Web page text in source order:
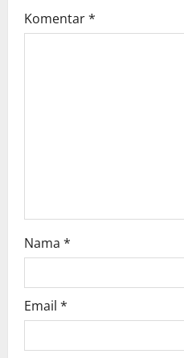
Komentar*
Nama *
Email *